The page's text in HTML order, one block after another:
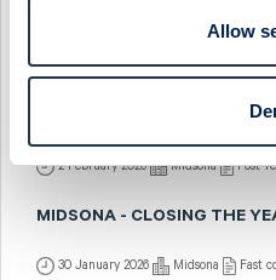
Allow
MIDSONA - SKIPPING DOWN
31 March 2026 Midsona Preview
MIDSONA - BRIGHTER DAYS
2 February 2026 Midsona Post-
MIDSONA - CLOSING THE
30 January 2026 Midsona Fast